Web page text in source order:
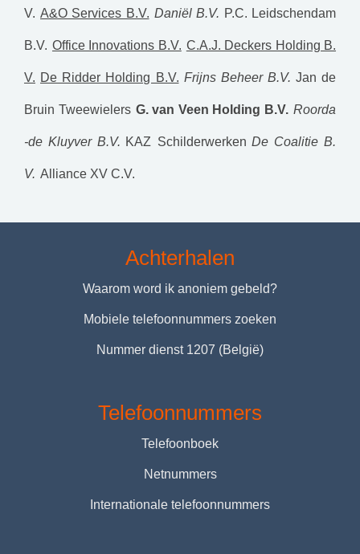
V. A&O Services B.V. Daniël B.V. P.C. Leidschendam
B.V. Office Innovations B.V. C.A.J. Deckers Holding B.
V. De Ridder Holding B.V. Frijns Beheer B.V. Jan de
Bruin Tweewielers G. van Veen Holding B.V. Roorda
-de Kluyver B.V. KAZ Schilderwerken De Coalitie B.
V. Alliance XV C.V.
Achterhalen
Waarom word ik anoniem gebeld?
Mobiele telefoonnummers zoeken
Nummer dienst 1207 (België)
Telefoonnummers
Telefoonboek
Netnummers
Internationale telefoonnummers